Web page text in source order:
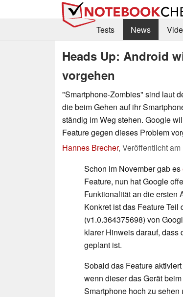
Tests
News
Heads Up: Android
vorgehen
"Smartphone-Zombies" sind laut
die beim Gehen auf ihr
ständig im Weg stehen. Google
Feature gegen dieses Problem
Hannes Brecher, Veröffentlicht am
Schon im November gab es
Feature, nun hat Google
Funktionalität an die ersten
Konkret ist das Feature Teil
(v1.0.364375698) von
klarer Hinweis darauf, dass
geplant ist.
Sobald das Feature
wenn dieser das Gerät
Smartphone hoch zu